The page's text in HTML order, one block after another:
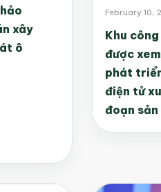
xây
ô
February 10,
Khu
được
phát
điện tử
đoạn